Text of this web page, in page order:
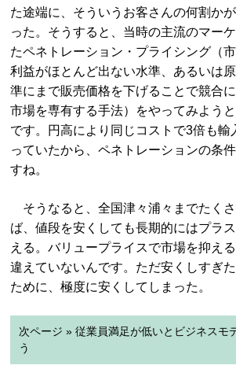
た途端に、そういうお客さんの何割か
った。そうすると、当時の主流のマー
たペネトレーション・プライシング（
利益がほとんど出ない水準、あるいは
準にまで販売価格を下げることで競合に
市場を専有する手法）をやってみよう
です。円高により同じコストで3倍も輸
っていたから、ペネトレーションの条
すね。
そうなると、全国津々浦々までたく
ば、値段を安くしても長期的にはプラ
える。バリュープライスで市場を抑え
違えていないんです。ただ安くしすぎ
ために、極度に安くしてしまった。
次ページ » 従業員満足が低いとビジネスモ
う